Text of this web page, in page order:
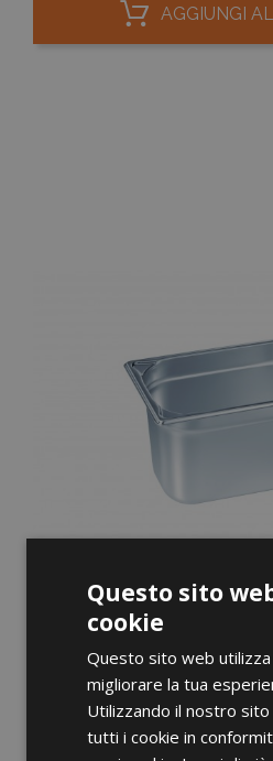
AGGIUNGI
ANTEPRIMA
Questo sito
cookie
Questo sito web
migliorare la tua
Utilizzando il nostro
tutti i cookie in